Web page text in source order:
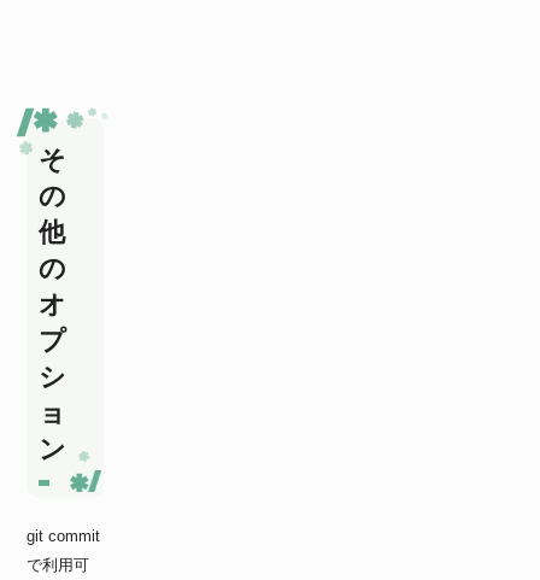
そ
の
他
の
オ
プ
シ
ョ
ン
git commit
で利用可